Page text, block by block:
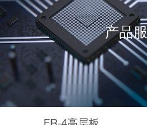
产品
FR-4高层板